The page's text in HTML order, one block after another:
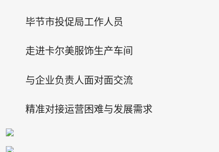
毕节市投促局工作人员
走进卡尔美服饰生产车间
与企业负责人面对面交流
精准对接运营困难与发展需求